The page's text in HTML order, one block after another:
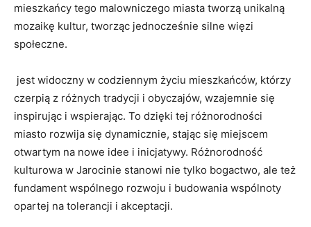
mieszkańcy tego malowniczego miasta tworzą unikalną
mozaikę kultur, tworząc jednocześnie silne​ więzi
społeczne.
​ jest widoczny w ‌codziennym życiu mieszkańców, którzy
czerpią z​ różnych‍ tradycji i obyczajów,‌ wzajemnie się‌
inspirując i ‌wspierając. To dzięki ⁤tej‌ różnorodności
miasto rozwija się dynamicznie, stając⁣ się ‌miejscem
otwartym na nowe idee i⁣ inicjatywy. Różnorodność​
kulturowa w Jarocinie‌ stanowi ‌nie tylko bogactwo, ale też
fundament ⁣wspólnego rozwoju i budowania ‌wspólnoty
opartej ​na tolerancji i ⁤akceptacji.